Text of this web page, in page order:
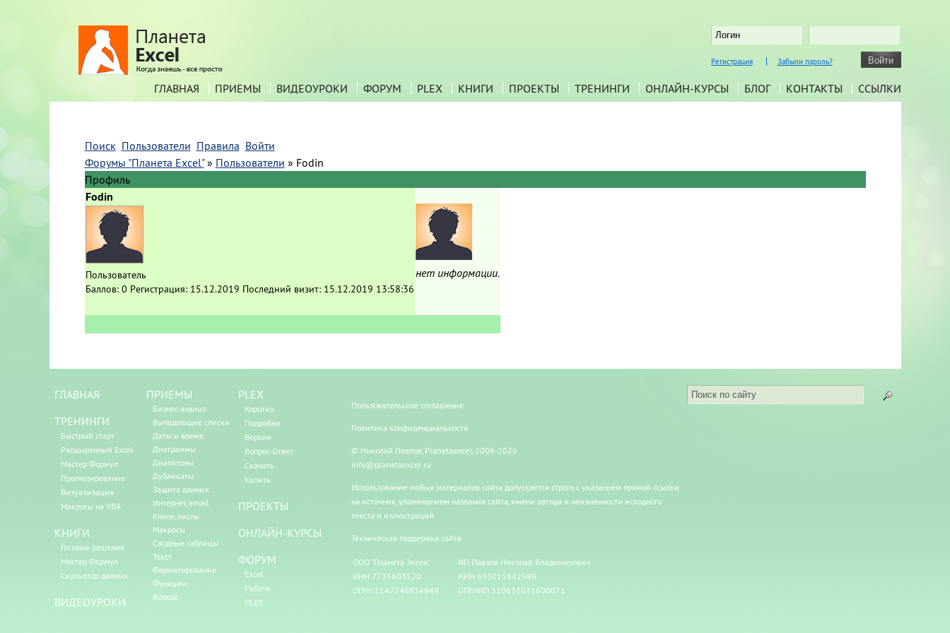
Регистрация Забыли пароль?
ГЛАВНАЯ ПРИЕМЫ ВИДЕОУРОКИ ФОРУМ PLEX КНИГИ ПРОЕКТЫ ТРЕНИНГИ ОНЛАЙН-КУРСЫ БЛОГ КОНТАКТЫ ССЫЛКИ
Поиск Пользователи Правила Войти
Форумы "Планета Excel" » Пользователи » Fodin
Профиль
Fodin
Пользователь
Баллов: 0 Регистрация: 15.12.2019 Последний визит: 15.12.2019 13:58:36
нет информации.
ГЛАВНАЯ
ТРЕНИНГИ
Быстрый старт
Расширенный Excel
Мастер Формул
Прогнозирование
Визуализация
Макросы на VBA
КНИГИ
Готовые решения
Мастер Формул
Скульптор данных
ВИДЕОУРОКИ
ПРИЕМЫ
Бизнес-анализ
Выпадающие списки
Даты и время
Диаграммы
Диапазоны
Дубликаты
Защита данных
Интернет, email
Книги, листы
Макросы
Сводные таблицы
Текст
Форматирование
Функции
Всякое
PLEX
Коротко
Подробно
Версии
Вопрос-Ответ
Скачать
Купить
ПРОЕКТЫ
ОНЛАЙН-КУРСЫ
ФОРУМ
Excel
Работа
PLEX
Пользовательское соглашение
Политика конфиденциальности
© Николай Павлов, Planetaexcel, 2006-2026
info@planetaexcel.ru
Использование любых материалов сайта допускается строго с указанием прямой ссылки
на источник, упоминанием названия сайта, имени автора и неизменности исходного
текста и иллюстраций.
Техническая поддержка сайта
ООО "Планета Эксел"
ИНН 7735603520
ОГРН 1147746834949
ИП Павлов Николай Владимирович
ИНН 633015842586
ОГРНИП 310633031600071